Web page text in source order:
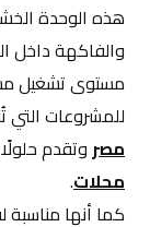
للمشروعات التي
مصر وتقدم
محلات.
كما أنها